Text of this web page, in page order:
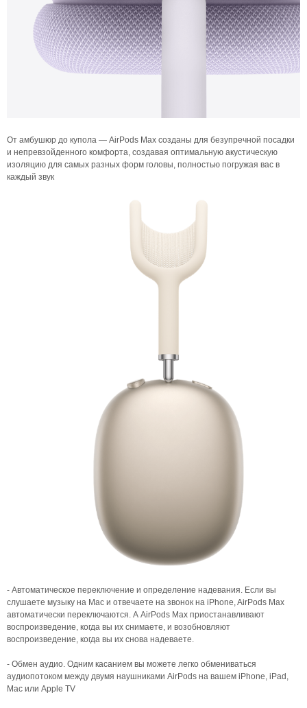
От амбушюр до купола — AirPods Max созданы для безупречной посадки
и непревзойденного комфорта, создавая оптимальную акустическую
изоляцию для самых разных форм головы, полностью погружая вас в
каждый звук
- Автоматическое переключение и определение надевания. Если вы
слушаете музыку на Mac и отвечаете на звонок на iPhone, AirPods Max
автоматически переключаются. А AirPods Max приостанавливают
воспроизведение, когда вы их снимаете, и возобновляют
воспроизведение, когда вы их снова надеваете.
- Обмен аудио. Одним касанием вы можете легко обмениваться
аудиопотоком между двумя наушниками AirPods на вашем iPhone, iPad,
Mac или Apple TV